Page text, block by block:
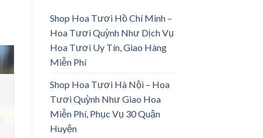
Shop Hoa Tươi Hồ Chí Minh –
Hoa Tươi Quỳnh Như Dịch Vụ
Hoa Tươi Uy Tín, Giao Hàng
Miễn Phí
Shop Hoa Tươi Hà Nội – Hoa
Tươi Quỳnh Như Giao Hoa
Miễn Phí, Phục Vụ 30 Quận
Huyện